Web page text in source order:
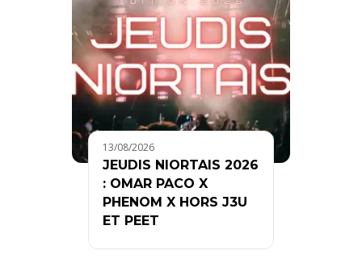
13/08/2026
JEUDIS NIORTAIS 2026
: OMAR PACO X
PHENOM X HORS J3U
ET PEET